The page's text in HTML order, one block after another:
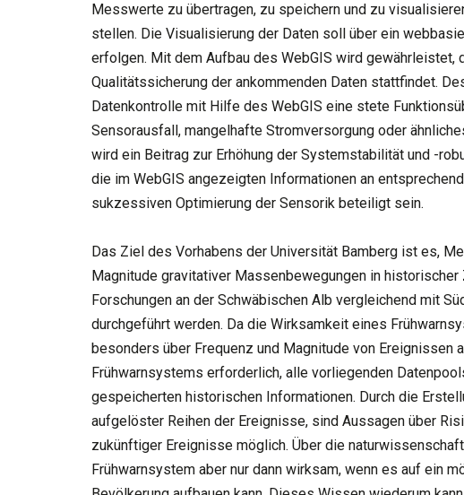
Messwerte zu übertragen, zu speichern und zu
stellen. Die Visualisierung der Daten soll über ein
erfolgen. Mit dem Aufbau des WebGIS wird gewährleistet,
Qualitätssicherung der ankommenden Daten stattfindet.
Datenkontrolle mit Hilfe des WebGIS eine stete
Sensorausfall, mangelhafte Stromversorgung oder
wird ein Beitrag zur Erhöhung der Systemstabilität und -
die im WebGIS angezeigten Informationen an
sukzessiven Optimierung der Sensorik beteiligt sein.
Das Ziel des Vorhabens der Universität Bamberg ist es,
Magnitude gravitativer Massenbewegungen in
Forschungen an der Schwäbischen Alb vergleichend mit
durchgeführt werden. Da die Wirksamkeit eines
besonders über Frequenz und Magnitude von Ereignissen
Frühwarnsystems erforderlich, alle vorliegenden
gespeicherten historischen Informationen. Durch die
aufgelöster Reihen der Ereignisse, sind Aussagen über
zukünftiger Ereignisse möglich. Über die
Frühwarnsystem aber nur dann wirksam, wenn es auf ein